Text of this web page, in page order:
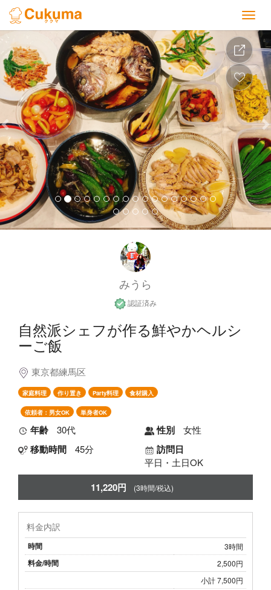
Previous
みうら
認証済み
自然派シェフが作る鮮やかヘルシ
ーご飯
東京都練馬区
家庭料理 作り置き Party料理 食材購入
依頼者：男女OK 単身者OK
年齢 30代 性別 女性
移動時間 45分 訪問日
平日・土日OK
11,220円 (3時間/税込)
料金内訳
時間 3時間
料金/時間
2,500円
小計 7,500円